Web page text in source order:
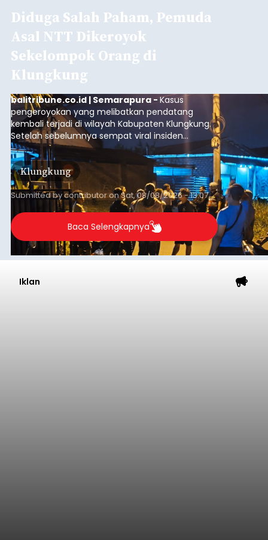
Diduga Salah Paham, Pemuda
Asal NTT Dikeroyok
Sekelompok Orang di
Klungkung
balitribune.co.id | Semarapura -Kasus
pengeroyokan yang melibatkan pendatang
kembali terjadi di wilayah Kabupaten Klungkung.
Setelah sebelumnya sempat viral insiden
keributan di barat Pasar Galiran, peristiwa serupa
kini menimpa seorang pemuda asal Kabupaten
Sumba Barat Daya (SBD), Nusa Tenggara Timur
(NTT).
Klungkung
Submitted bycontributoronSat, 08/08/2026 - 13:07
Baca Selengkapnya
Iklan